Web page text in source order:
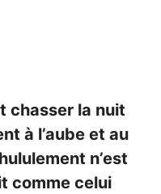
chasser la nuit
à l’aube et au
n’est
comme celui